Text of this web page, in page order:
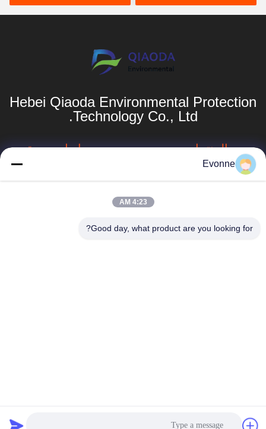
Hebei Qiaoda Environmental Protection
Technology Co., Ltd.
المنتجات
جامع الغبار الصناعي
الصناعي
روابط سريعة
2026 Hebei Qiaoda Environmental Protection Technology Co., Ltd.
Evonne
4:23 AM
Good day, what product are you looking for?